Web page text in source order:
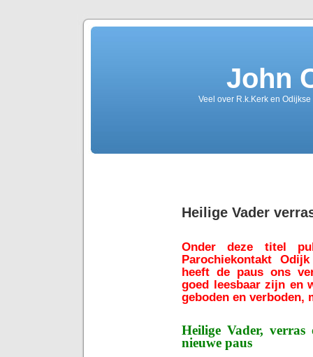
John
Veel over R.k.Kerk en
Heilige Vader
Onder deze titel
Parochiekontakt
heeft de paus ons
goed leesbaar zijn en
geboden en verboden,
Heilige Vader, verras
nieuwe paus